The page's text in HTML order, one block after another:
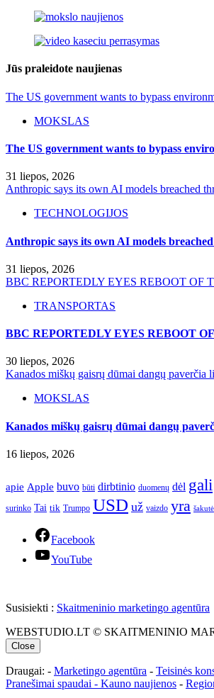
Jūs praleidote naujienas
The US government wants to bypass
MOKSLAS
The US government wants to bypass
31 liepos, 2026
Anthropic says its own AI models breached
TECHNOLOGIJOS
Anthropic says its own AI models
31 liepos, 2026
BBC REPORTEDLY EYES REBOOT OF
TRANSPORTAS
BBC REPORTEDLY EYES REBOOT
30 liepos, 2026
Kanados miškų gaisrų dūmai dangų
MOKSLAS
Kanados miškų gaisrų dūmai dangų
16 liepos, 2026
apie Apple buvo būti dirbtinio duomenų dėl gali
surinko Tai tik Trumpo USD už vaizdo yra šakutė
Facebook
YouTube
Susisiekti : Skaitmeninio marketingo agentūra
WEBSTUDIO.LT © SKAITMENINIO
Close
Draugai: - Marketingo agentūra - Teisinės
Pranešimai spaudai - Kauno naujienos -